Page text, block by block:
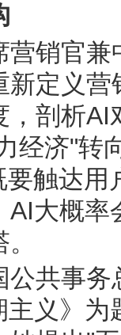
营销官
新定义
剖析
经济"转
触达用
AI大概
公共事
义》